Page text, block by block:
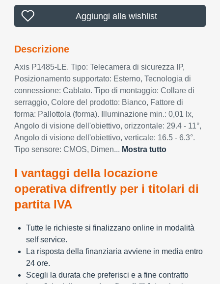
Aggiungi alla wishlist
Descrizione
Axis P1485-LE. Tipo: Telecamera di sicurezza IP,
Posizionamento supportato: Esterno, Tecnologia di
connessione: Cablato. Tipo di montaggio: Collare di
serraggio, Colore del prodotto: Bianco, Fattore di
forma: Pallottola (forma). Illuminazione min.: 0,01 lx,
Angolo di visione dell'obiettivo, orizzontale: 29.4 - 11°,
Angolo di visione dell'obiettivo, verticale: 16.5 - 6.3°.
Tipo sensore: CMOS, Dimen... Mostra tutto
I vantaggi della locazione
operativa difrently per i titolari di
partita IVA
Tutte le richieste si finalizzano online in modalità
self service.
La risposta della finanziaria avviene in media entro
24 ore.
Scegli la durata che preferisci e a fine contratto